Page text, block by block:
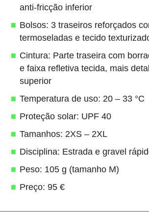
anti-fricção inferior
Bolsos: 3 traseiros reforçados
termoseladas e tecido
Cintura: Parte traseira com
e faixa refletiva tecida, mais
superior
Temperatura de uso: 20 – 33 °C
Proteção solar: UPF 40
Tamanhos: 2XS – 2XL
Disciplina: Estrada e gravel
Peso: 105 g (tamanho M)
Preço: 95 €